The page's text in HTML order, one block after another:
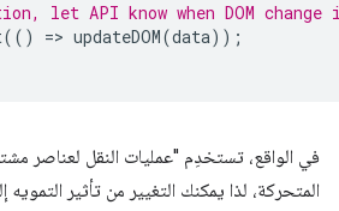
let API know when DOM change
(() => updateDOM(data));
المتحركة، لذا يمكنك التغيير من تأثير التمويه